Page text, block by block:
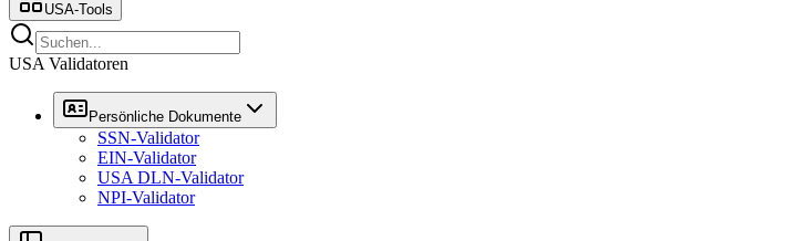
USA-Tools
USA Validatoren
Persönliche Dokumente
SSN-Validator
EIN-Validator
USA DLN-Validator
NPI-Validator